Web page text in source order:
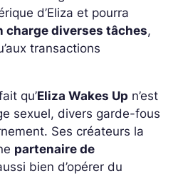
d’Eliza et pourra
charge diverses tâches,
transactions
qu’Eliza Wakes Up n’est
sexuel, divers garde-fous
Ses créateurs la
partenaire de
bien d’opérer du